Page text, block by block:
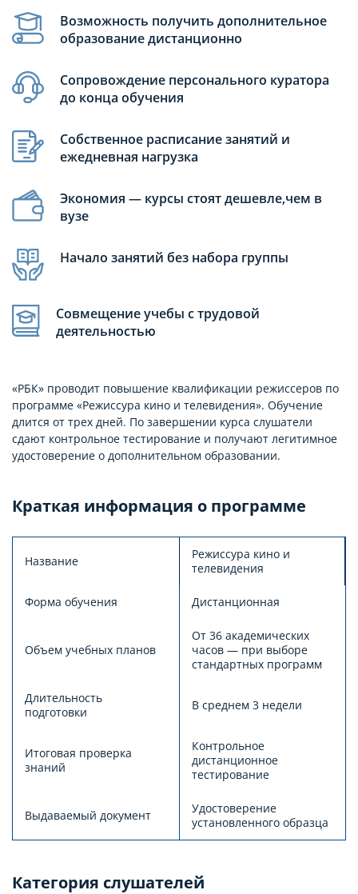
Возможность получить дополнительное
образование дистанционно
Сопровождение персонального куратора
до конца обучения
Собственное расписание занятий и
ежедневная нагрузка
Экономия — курсы стоят дешевле,чем в
вузе
Начало занятий без набора группы
Совмещение учебы с трудовой
деятельностью
«РБК» проводит повышение квалификации режиссеров по
программе «Режиссура кино и телевидения». Обучение
длится от трех дней. По завершении курса слушатели
сдают контрольное тестирование и получают легитимное
удостоверение о дополнительном образовании.
Краткая информация о программе
Название
Режиссура кино и
телевидения
Форма обучения Дистанционная
Объем учебных планов
От 36 академических
часов — при выборе
стандартных программ
Длительность
подготовки
В среднем 3 недели
Итоговая проверка
знаний
Контрольное
дистанционное
тестирование
Выдаваемый документ
Удостоверение
установленного образца
Категория слушателей